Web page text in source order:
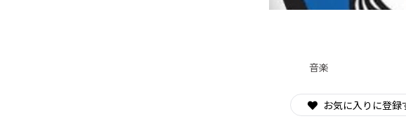
音楽
お気に入りに登録